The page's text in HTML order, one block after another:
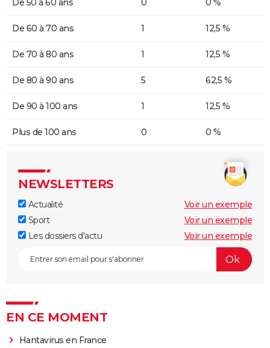
De 50 à 60 ans 0 0 %
De 60 à 70 ans 1 12,5 %
De 70 à 80 ans 1 12,5 %
De 80 à 90 ans 5 62,5 %
De 90 à 100 ans 1 12,5 %
Plus de 100 ans 0 0 %
NEWSLETTERS
Actualité
Voir un exemple
Sport
Voir un exemple
Les dossiers d'actu
Voir un exemple
EN CE MOMENT
Hantavirus en France